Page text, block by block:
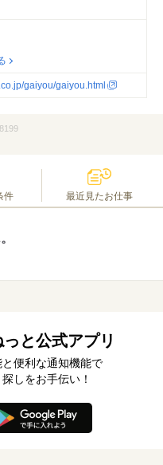
gaiyou/gaiyou.html
件 最近見たお仕事
と公式アプリ
便利な通知機能で
しをお手伝い！